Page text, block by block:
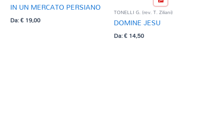
IN UN MERCATO PERSIANO
Da:€19,00
TONELLI G. (rev. T. Ziliani)
DOMINE JESU
Da:€14,50